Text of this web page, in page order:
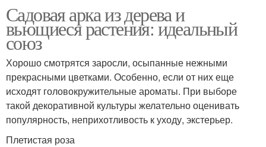
Садовая арка из дерева и
вьющиеся растения: идеальный
союз
Хорошо смотрятся заросли, осыпанные нежными
прекрасными цветками. Особенно, если от них еще
исходят головокружительные ароматы. При выборе
такой декоративной культуры желательно оценивать
популярность, неприхотливость к уходу, экстерьер.
Плетистая роза